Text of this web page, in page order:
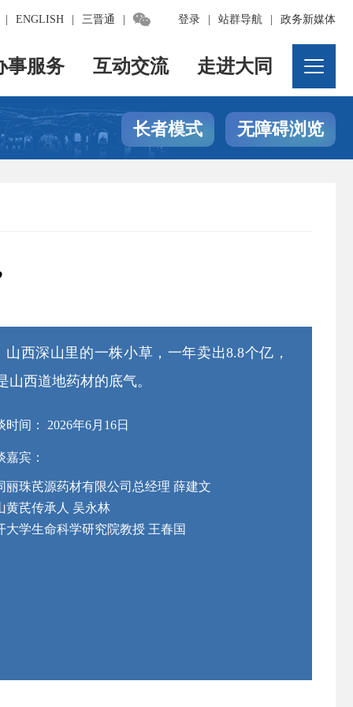
登录 站群导航 政务新媒体
ENGLISH 三晋通 
事服务 互动交流 走进大同
长者模式 无障碍浏览
山西深山里的一株小草，一年卖出8.8个亿，
山西道地药材的底气。
时间： 2026年6月16日
嘉宾：
丽珠芪源药材有限公司总经理 薛建文
黄芪传承人 吴永林
大学生命科学研究院教授 王春国